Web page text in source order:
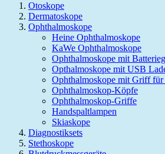
Otoskope
Dermatoskope
Ophthalmoskope
Heine Ophthalmoskope
KaWe Ophthalmoskope
Ophthalmoskope mit
Opthalmoskope mit USB
Ophthalmoskope mit Griff für
Ophthalmoskop-Köpfe
Ophthalmoskop-Griffe
Handspaltlampen
Skiaskope
Diagnostiksets
Stethoskope